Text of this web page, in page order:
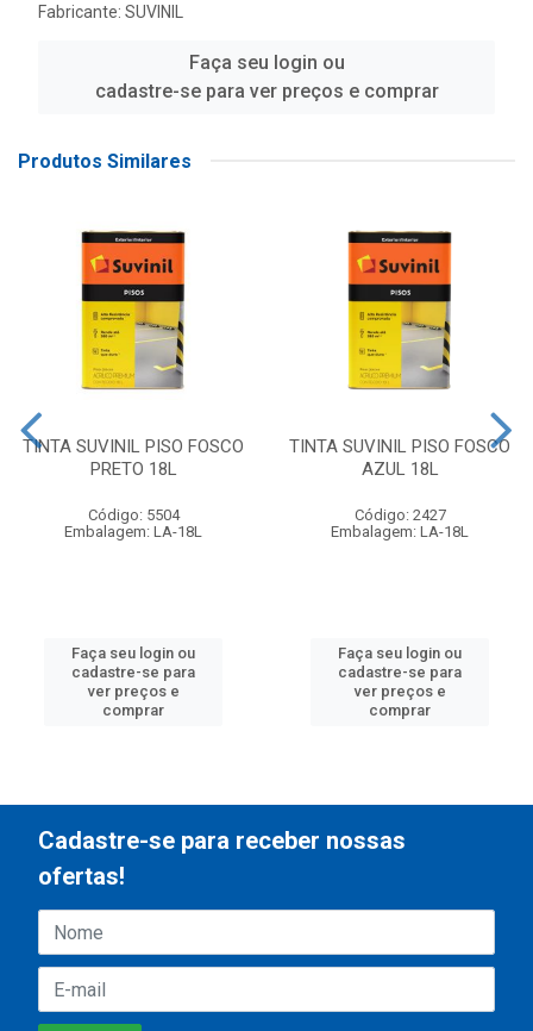
Fabricante: SUVINIL
Faça seu login ou
cadastre-se para ver preços e comprar
Produtos Similares
TINTA SUVINIL PISO FOSCO
PRETO 18L
Código: 5504
Embalagem: LA-18L
Faça seu login ou
cadastre-se para
ver preços e
comprar
TINTA SUVINIL PISO FOSCO
AZUL 18L
Código: 2427
Embalagem: LA-18L
Faça seu login ou
cadastre-se para
ver preços e
comprar
Cadastre-se para receber nossas
ofertas!